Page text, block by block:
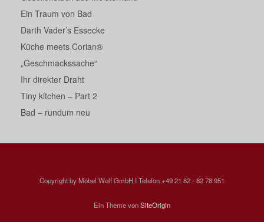
Ein Traum von Bad
Darth Vader’s Essecke
Küche meets Corian®
„Geschmackssache“
Ihr direkter Draht
Tiny kitchen – Part 2
Bad – rundum neu
Copyright by Möbel Wolf GmbH I Telefon +49 21 82 - 82 78 951
Ein Theme vonSiteOrigin